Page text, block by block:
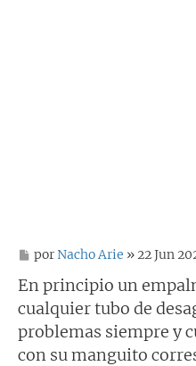
M
n
a
j
e
porNacho Arie » 22 Jun
En principio un
cualquier tubo de
problemas siempre y
con su manguito